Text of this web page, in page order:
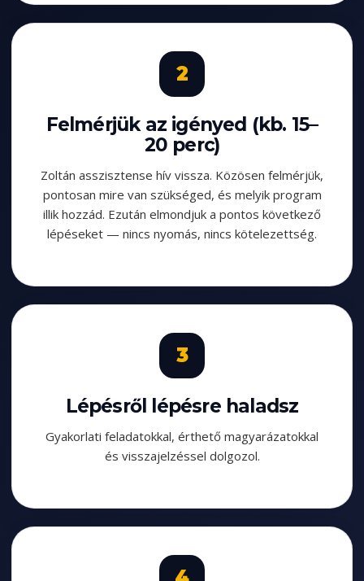
Felmérjük az igényed (kb. 15–
20 perc)
Zoltán asszisztense hív vissza. Közösen felmérjük,
pontosan mire van szükséged, és melyik program
illik hozzád. Ezután elmondjuk a pontos következő
lépéseket — nincs nyomás, nincs kötelezettség.
Lépésről lépésre haladsz
Gyakorlati feladatokkal, érthető magyarázatokkal
és visszajelzéssel dolgozol.